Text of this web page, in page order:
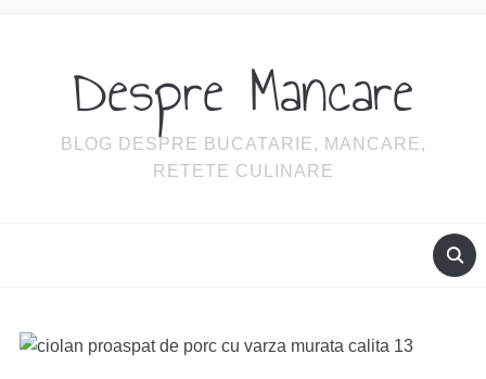
Despre Mancare
BLOG DESPRE BUCATARIE, MANCARE,
RETETE CULINARE